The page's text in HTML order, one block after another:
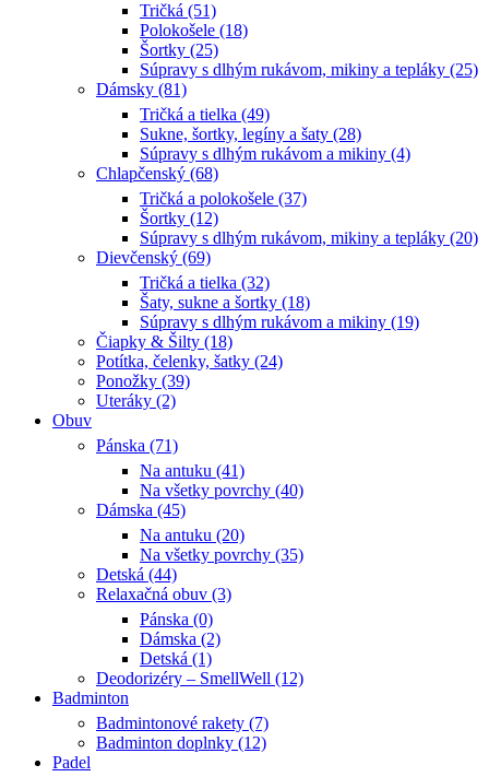
Tričká (51)
Polokošele (18)
Šortky (25)
Súpravy s dlhým rukávom, mikiny a tepláky (25)
Dámsky (81)
Tričká a tielka (49)
Sukne, šortky, legíny a šaty (28)
Súpravy s dlhým rukávom a mikiny (4)
Chlapčenský (68)
Tričká a polokošele (37)
Šortky (12)
Súpravy s dlhým rukávom, mikiny a tepláky (20)
Dievčenský (69)
Tričká a tielka (32)
Šaty, sukne a šortky (18)
Súpravy s dlhým rukávom a mikiny (19)
Čiapky & Šilty (18)
Potítka, čelenky, šatky (24)
Ponožky (39)
Uteráky (2)
Obuv
Pánska (71)
Na antuku (41)
Na všetky povrchy (40)
Dámska (45)
Na antuku (20)
Na všetky povrchy (35)
Detská (44)
Relaxačná obuv (3)
Pánska (0)
Dámska (2)
Detská (1)
Deodorizéry – SmellWell (12)
Badminton
Badmintonové rakety (7)
Badminton doplnky (12)
Padel